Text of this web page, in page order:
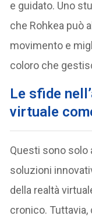
e guidato. Uno
che Rohkea può
movimento e
coloro che
Le sfide
virtuale
Questi sono solo
soluzioni
della realtà
cronico.